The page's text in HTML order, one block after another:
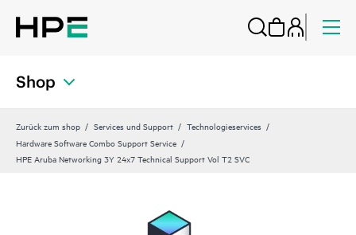
Shop
Zurück zum shop Services und Support
Technologieservices
Hardware Software Combo Support Service
HPE Aruba Networking 3Y 24x7 Technical Support Vol T2 SVC